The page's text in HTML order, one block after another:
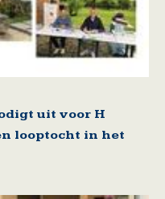
uit voor H
looptocht in het